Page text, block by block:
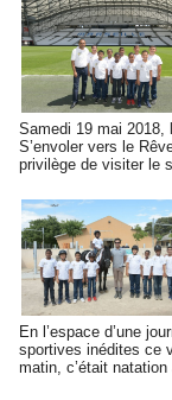
Samedi 19 mai 2018,
S’envoler vers le
privilège de visiter le
En l’espace d’une
sportives inédites ce
matin, c’était